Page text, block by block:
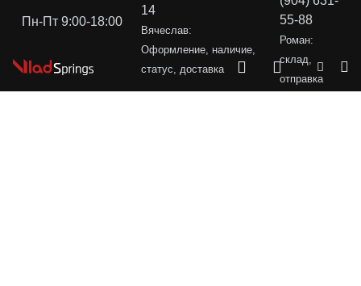
Пн-Пт 9:00-18:00
14
Вячеслав:
Оформление, наличие,
статус, доставка
55-88
Роман:
склад,
отправка